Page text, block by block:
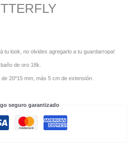
tu look, no olvides agregarlo a tu guardarropa!
de oro 18k.
20*15 mm, más 5 cm de extensión.
seguro garantizado